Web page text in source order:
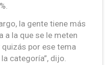
la gente tiene más
a la que se le meten
por ese tema
categoría”, dijo.